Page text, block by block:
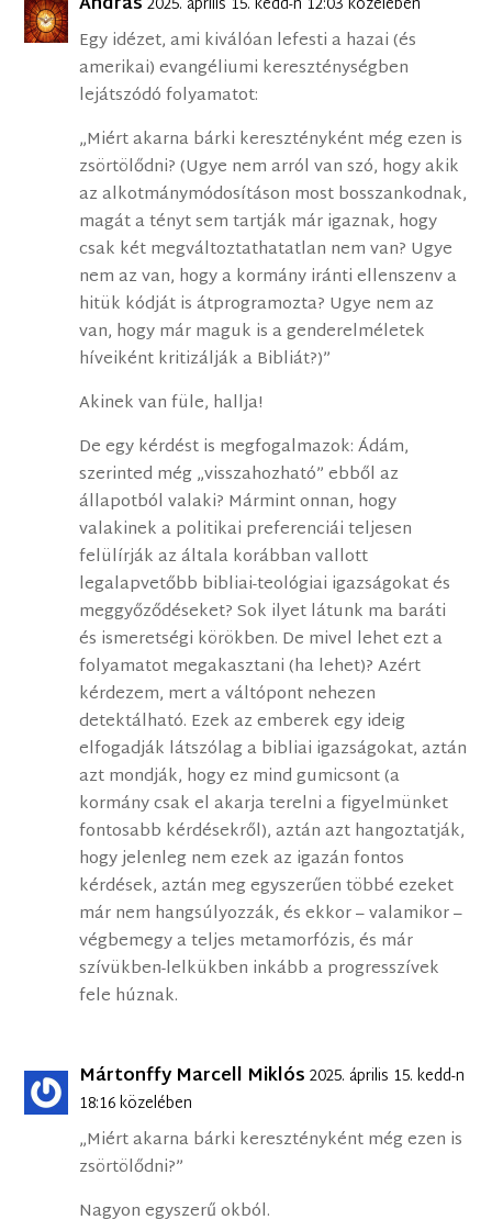
Egy idézet, ami kiválóan lefesti a hazai (és
amerikai) evangéliumi kereszténységben
lejátszódó folyamatot:
„Miért akarna bárki keresztényként még ezen is
zsörtölődni? (Ugye nem arról van szó, hogy akik
az alkotmánymódosításon most bosszankodnak,
magát a tényt sem tartják már igaznak, hogy
csak két megváltoztathatatlan nem van? Ugye
nem az van, hogy a kormány iránti ellenszenv a
hitük kódját is átprogramozta? Ugye nem az
van, hogy már maguk is a genderelméletek
híveiként kritizálják a Bibliát?)”
Akinek van füle, hallja!
De egy kérdést is megfogalmazok: Ádám,
szerinted még „visszahozható” ebből az
állapotból valaki? Mármint onnan, hogy
valakinek a politikai preferenciái teljesen
felülírják az általa korábban vallott
legalapvetőbb bibliai-teológiai igazságokat és
meggyőződéseket? Sok ilyet látunk ma baráti
és ismeretségi körökben. De mivel lehet ezt a
folyamatot megakasztani (ha lehet)? Azért
kérdezem, mert a váltópont nehezen
detektálható. Ezek az emberek egy ideig
elfogadják látszólag a bibliai igazságokat, aztán
azt mondják, hogy ez mind gumicsont (a
kormány csak el akarja terelni a figyelmünket
fontosabb kérdésekről), aztán azt hangoztatják,
hogy jelenleg nem ezek az igazán fontos
kérdések, aztán meg egyszerűen többé ezeket
már nem hangsúlyozzák, és ekkor – valamikor –
végbemegy a teljes metamorfózis, és már
szívükben-lelkükben inkább a progresszívek
fele húznak.
Mártonffy Marcell Miklós 2025. április 15. kedd-n
18:16 közelében
„Miért akarna bárki keresztényként még ezen is
zsörtölődni?”
Nagyon egyszerű okból.